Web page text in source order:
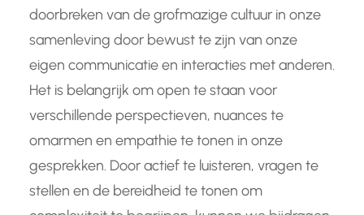
doorbreken van de grofmazige cultuur in onze
samenleving door bewust te zijn van onze
eigen communicatie en interacties met anderen.
Het is belangrijk om open te staan voor
verschillende perspectieven, nuances te
omarmen en empathie te tonen in onze
gesprekken. Door actief te luisteren, vragen te
stellen en de bereidheid te tonen om